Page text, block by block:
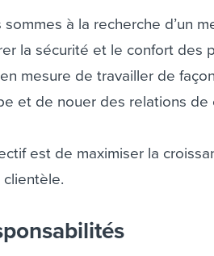
sommes à la recherche d’un
la sécurité et le confort des
mesure de travailler de
et de nouer des relations de
est de maximiser la
clientèle.